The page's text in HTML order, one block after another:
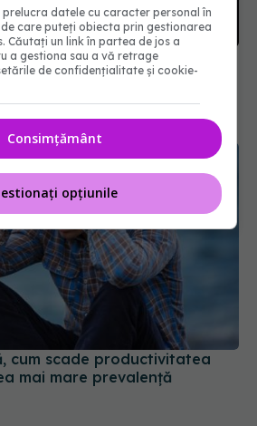
la 79 de ani. Când sunt
și ce se întâmplă dacă faci
cum scade productivitatea
mai mare prevalență
datele cu caracter personal în
care puteți obiecta prin gestionarea
Căutați un link în partea de jos a
a gestiona sau a vă retrage
de confidențialitate și cookie-
Consimțământ
opțiunile